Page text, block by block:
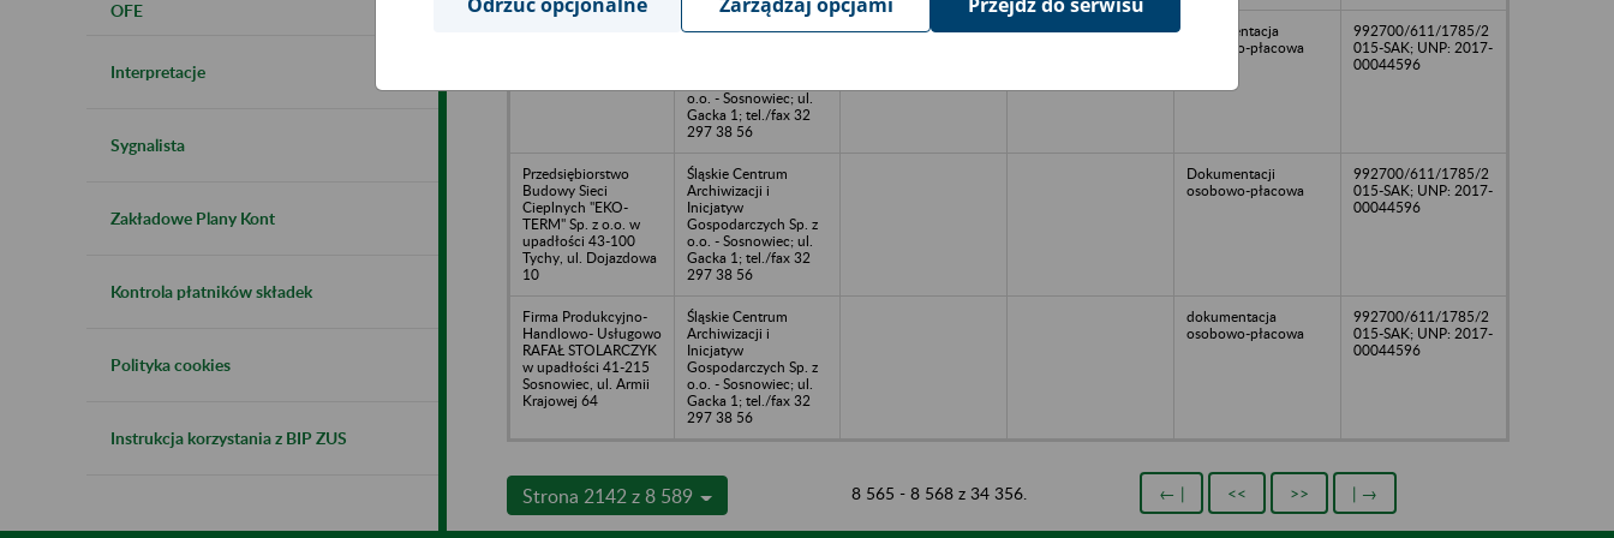
OFE
Interpretacje
Sygnalista
Zakładowe Plany Kont
Kontrola płatników składek
Polityka cookies
Instrukcja korzystania z BIP ZUS
Śląskie Centrum
o.o. - Sosnowiec; ul.
Gacka 1; tel./fax 32
297 38 56
Dokumentacja
osobowo-płacowa
992700/611/1785/2
015-SAK; UNP: 2017-
00044596
Przedsiębiorstwo
Budowy Sieci
Cieplnych "EKO-
TERM" Sp. z o.o. w
upadłości 43-100
Tychy, ul. Dojazdowa
10
Śląskie Centrum
Archiwizacji i
Inicjatyw
Gospodarczych Sp. z
o.o. - Sosnowiec; ul.
Gacka 1; tel./fax 32
297 38 56
Dokumentacji
osobowo-płacowa
992700/611/1785/2
015-SAK; UNP: 2017-
00044596
Firma Produkcyjno-
Handlowo- Usługowo
RAFAŁ STOLARCZYK
w upadłości 41-215
Sosnowiec, ul. Armii
Krajowej 64
Śląskie Centrum
Archiwizacji i
Inicjatyw
Gospodarczych Sp. z
o.o. - Sosnowiec; ul.
Gacka 1; tel./fax 32
297 38 56
dokumentacja
osobowo-płacowa
992700/611/1785/2
015-SAK; UNP: 2017-
00044596
Strona 2142 z 8 589 8 565 - 8 568 z 34 356. ← | << >> | →